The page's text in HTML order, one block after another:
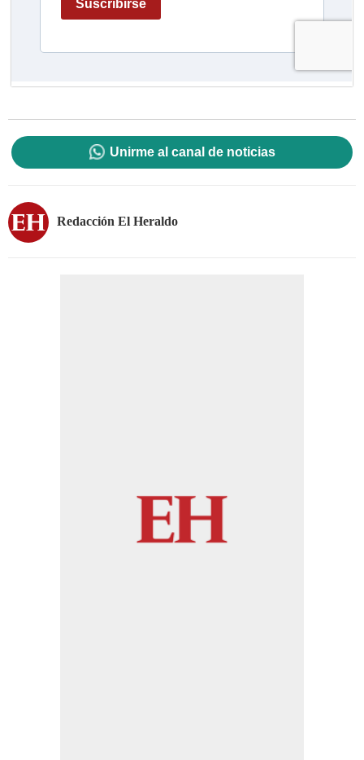
Unirme al canal de noticias
Redacción El Heraldo